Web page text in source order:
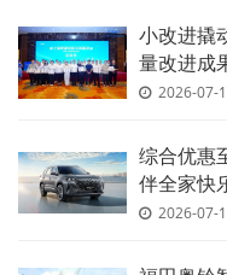
小改进撬
量改进成
2026-07-
综合优惠
伴全家快
2026-07-